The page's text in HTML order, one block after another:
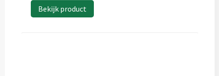
Bekijk product